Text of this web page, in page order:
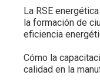
La RSE
la formación de
eficiencia
Cómo la
calidad en la